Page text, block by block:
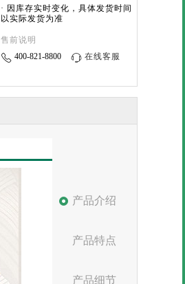
· 因库存实时变化，具体发货时间
以实际发货为准
售前说明
400-821-8800
在线客服
产品介绍
产品特点
产品细节